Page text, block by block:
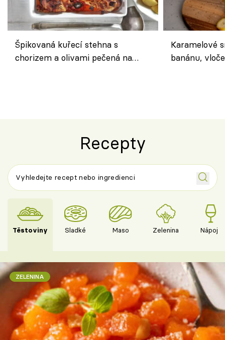
Špikovaná kuřecí stehna s
chorizem a olivami pečená na
Karamelové
banánu,
Recepty
Těstoviny Sladké Maso Zelenina Nápoje
ZELENINA